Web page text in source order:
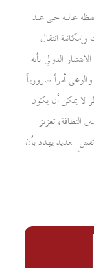
عالية حتى عند
انتقال
الدولي بأنه
والوعي أمراً ضرورياً
لا يمكن أن يكون
تعزيز
تفشٍ جديد يهدد بأن